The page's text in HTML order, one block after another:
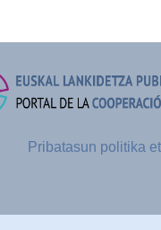
Pribatasun politika